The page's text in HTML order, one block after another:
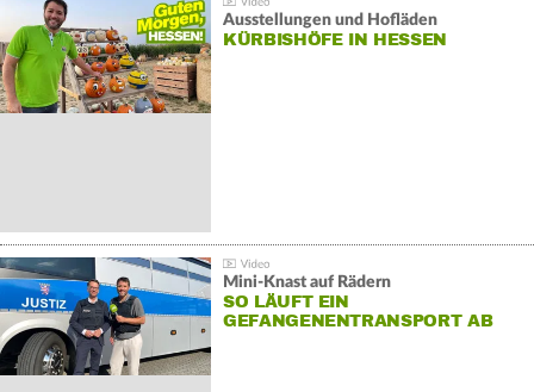
Ausstellungen und Hofläden
KÜRBISHÖFE IN HESSEN
Mini-Knast auf Rädern
SO LÄUFT EIN
GEFANGENENTRANSPORT AB